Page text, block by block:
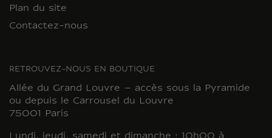
Plan du site
Contactez-nous
RETROUVEZ-NOUS EN BOUTIQUE
Allée du Grand Louvre – accès sous la Pyramide
ou depuis le Carrousel du Louvre
75001 Paris
Lundi, jeudi, samedi et dimanche : 10h00 à